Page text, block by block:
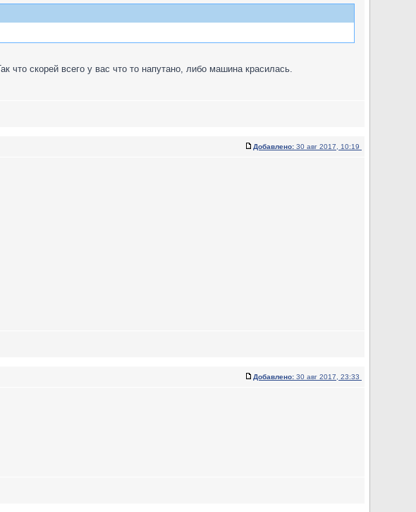
что скорей всего у вас что то напутано, либо машина красилась.
Добавлено: 30 авг 2017, 10:19
Добавлено: 30 авг 2017, 23:33